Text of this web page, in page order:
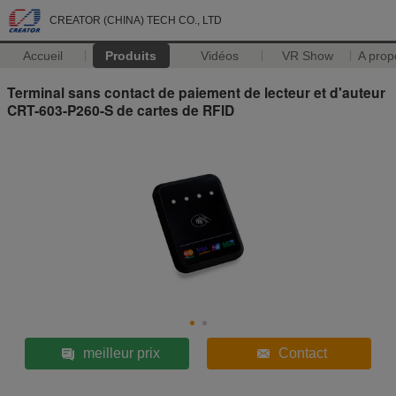
CREATOR (CHINA) TECH CO., LTD
Accueil Produits Vidéos VR Show A
Terminal sans contact de paiement de lecteur et d'auteur
CRT-603-P260-S de cartes de RFID
meilleur prix Contact